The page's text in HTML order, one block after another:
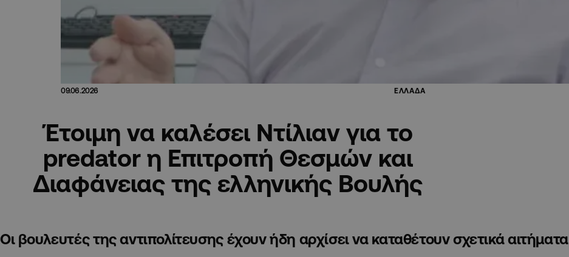
09.06.2026 ΕΛΛΑΔΑ
Έτοιμη να καλέσει Ντίλιαν για το
predator η Επιτροπή Θεσμών και
Διαφάνειας της ελληνικής Βουλής
Oι βουλευτές της αντιπολίτευσης έχουν ήδη αρχίσει να καταθέτουν σχετικά αιτήματα